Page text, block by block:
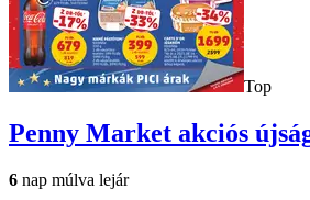
Top
Penny Market akciós
6 nap múlva lejár